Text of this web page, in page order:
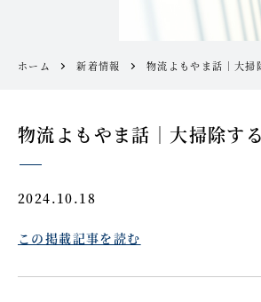
ホーム 新着情報 物流よもやま話｜大掃
物流よもやま話｜大掃除す
2024.10.18
この掲載記事を読む